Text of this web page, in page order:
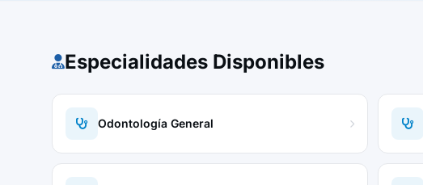
Especialidades Disponibles
Odontología General